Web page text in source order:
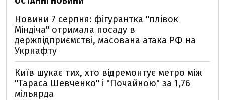
Новини 7 серпня: фігурантка "плівок
Міндіча" отримала посаду в
держпідприємстві, масована атака РФ на
Укрнафту
Київ шукає тих, хто відремонтує метро між
"Тараса Шевченко" і "Почайною" за 1,76
мільярда